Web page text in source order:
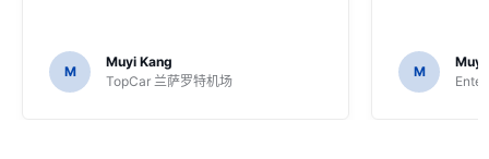
M
Muyi Kang
TopCar 兰萨罗特机场
M
Muyi